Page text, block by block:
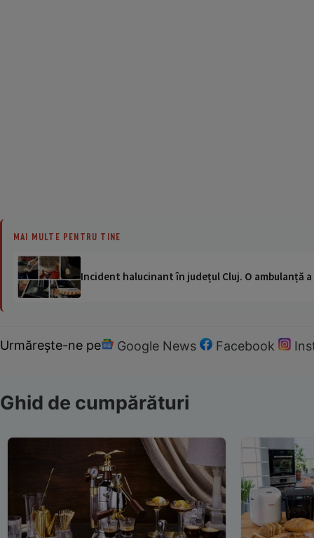
MAI MULTE PENTRU TINE
Incident halucinant în județul Cluj. O ambulanță
Urmărește-ne pe Google News Facebook
Ghid de cumpărături